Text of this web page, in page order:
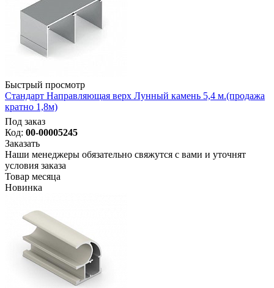
Быстрый просмотр
Стандарт Направляющая верх Лунный камень 5,4 м.(продажа
кратно 1,8м)
Под заказ
Код: 00-00005245
Заказать
Наши менеджеры обязательно свяжутся с вами и уточнят
условия заказа
Товар месяца
Новинка